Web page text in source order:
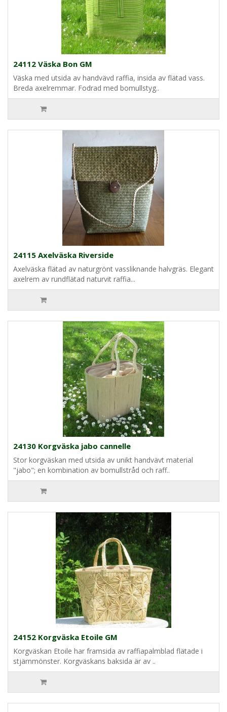
24112 Väska Bon GM
Väska med utsida av handvävd raffia, insida av flätad vass.
Breda axelremmar. Fodrad med bomullstyg..
24115 Axelväska Riverside
Axelväska flätad av naturgrönt vassliknande halvgräs. Elegant
axelrem av rundflätad naturvit raffia...
24130 Korgväska jabo cannelle
Stor korgväskan med utsida av unikt handvävt material
"jabo"; en kombination av bomullstråd och raff..
24152 Korgväska Etoile GM
Korgväskan Etoile har framsida av raffiapalmblad flätade i
stjärnmönster. Korgväskans baksida är av ..